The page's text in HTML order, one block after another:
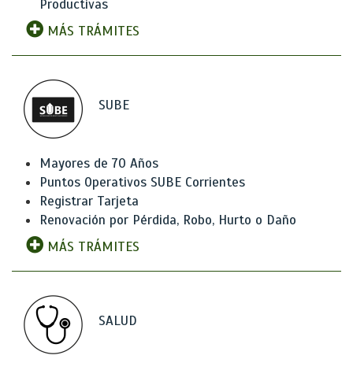
Productivas
MÁS TRÁMITES
SUBE
Mayores de 70 Años
Puntos Operativos SUBE Corrientes
Registrar Tarjeta
Renovación por Pérdida, Robo, Hurto o Daño
MÁS TRÁMITES
SALUD